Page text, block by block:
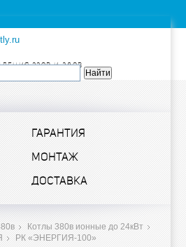
220в и 380в
ГАРАНТИЯ
МОНТАЖ
ДОСТАВКА
Котлы 380в ионные до 24кВт
РК «ЭНЕРГИЯ-100»